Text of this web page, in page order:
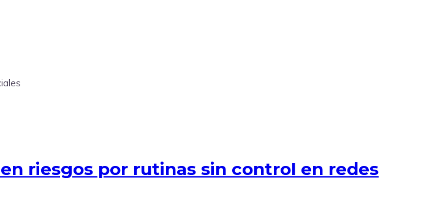
riesgos por rutinas sin control en redes